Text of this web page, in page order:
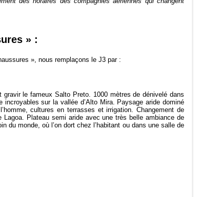
» :
», nous remplaçons le J3 par :
le fameux Salto Preto. 1000 mètres de dénivelé dans
sur la vallée d’Alto Mira. Paysage aride dominé
cultures en terrasses et irrigation. Changement de
Lagoa. Plateau semi aride avec une très belle ambiance de
du monde, où l’on dort chez l’habitant ou dans une salle de